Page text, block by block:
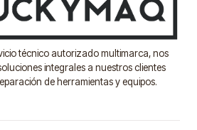
técnico autorizado multimarca, nos
integrales a nuestros clientes
de herramientas y equipos.